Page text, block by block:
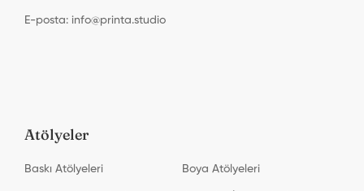
E-posta: info@printa.studio
Atölyeler
Baskı Atölyeleri Boya Atölyeleri